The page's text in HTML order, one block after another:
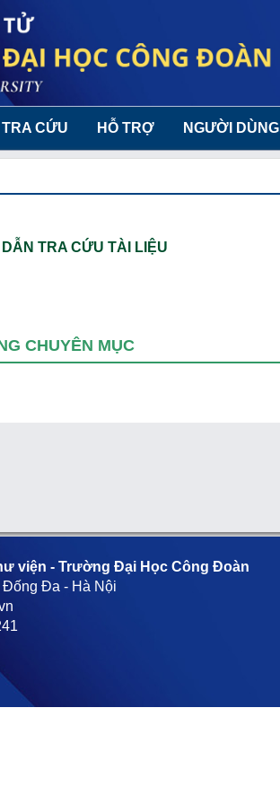
TRA CỨU HỖ TRỢ NGƯỜI DÙNG
TRA CỨU TÀI LIỆU
CHUYÊN MỤC
viện - Trường Đại Học Công Đoàn
Đống Đa - Hà Nội